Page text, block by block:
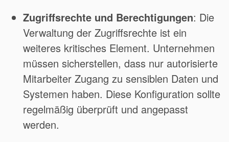
Zugriffsrechte und Berechtigungen: Die
Verwaltung der Zugriffsrechte ist ein
weiteres kritisches Element. Unternehmen
müssen sicherstellen, dass nur autorisierte
Mitarbeiter Zugang zu sensiblen Daten und
Systemen haben. Diese Konfiguration sollte
regelmäßig überprüft und angepasst
werden.